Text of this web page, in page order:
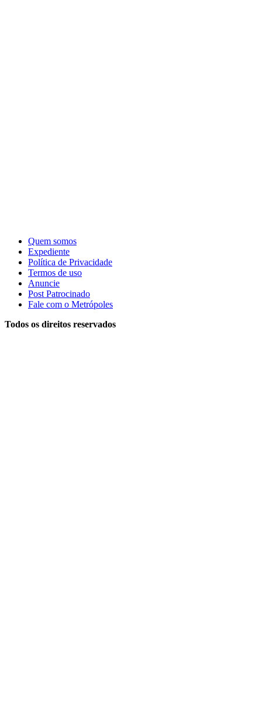
Quem somos
Expediente
Política de Privacidade
Termos de uso
Anuncie
Post Patrocinado
Fale com o Metrópoles
Todos os direitos reservados